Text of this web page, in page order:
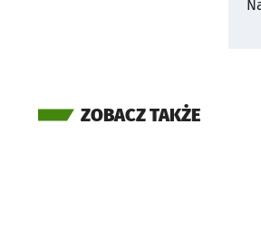
ZOBACZ TAKŻE